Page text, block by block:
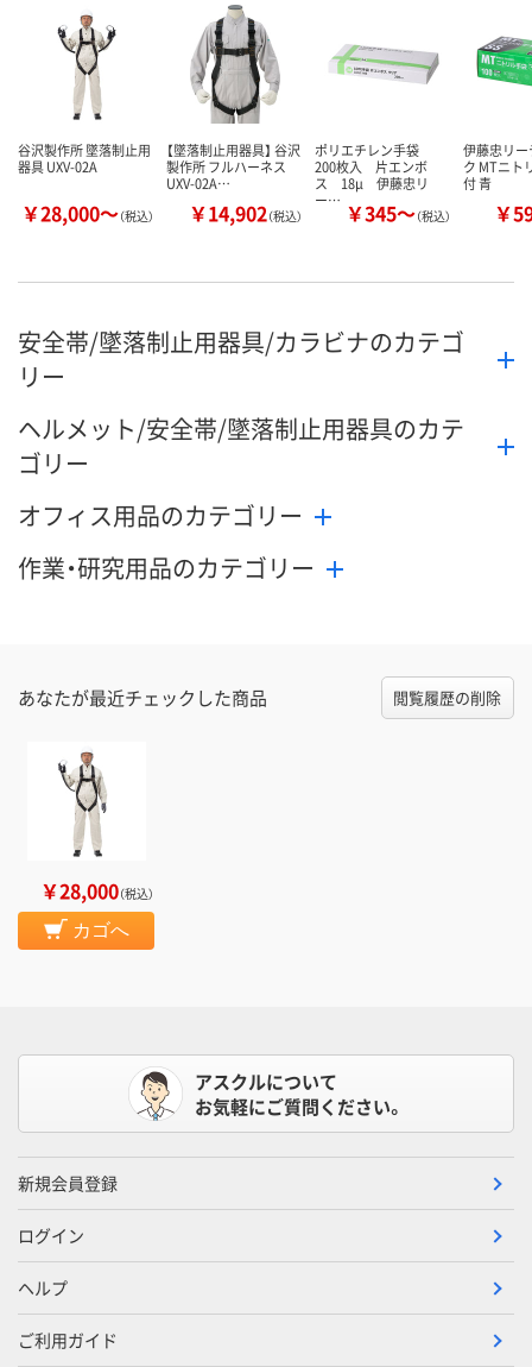
谷沢製作所 墜落制止用
器具 UXV-02A
￥28,000～（税込）
【墜落制止用器具】 谷沢
製作所 フルハーネス
UXV-02A…
￥14,902（税込）
ポリエチレン手袋
200枚入 片エンボ
ス 18μ 伊藤忠リ
ー… ￥345～（税込）
伊藤忠リ
ク MTニト
付 青
￥
安全帯/墜落制止用器具/カラビナのカテゴ
リー
ヘルメット/安全帯/墜落制止用器具のカテ
ゴリー
オフィス用品のカテゴリー
作業・研究用品のカテゴリー
あなたが最近チェックした商品 閲覧履歴の削除
￥28,000（税込）
カゴへ
アスクルについて
お気軽にご質問ください。
新規会員登録
ログイン
ヘルプ
ご利用ガイド